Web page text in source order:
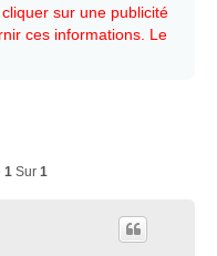
sur une publicité
ces informations. Le
1Sur 1